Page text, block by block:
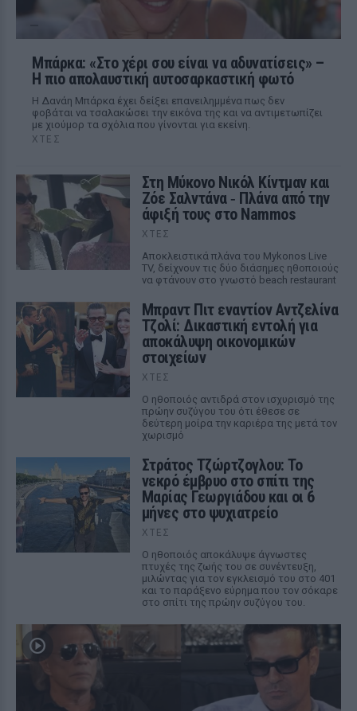
Μπάρκα: «Στο χέρι σου είναι να αδυνατίσεις» –
Η πιο απολαυστική αυτοσαρκαστική φωτό
Η Δανάη Μπάρκα έχει δείξει επανειλημμένα πως δεν
φοβάται να τσαλακώσει την εικόνα της και να αντιμετωπίζει
με χιούμορ τα σχόλια που γίνονται για εκείνη.
ΧΤΕΣ
Στη Μύκονο Νικόλ Κίντμαν και
Ζόε Σαλντάνα ‑ Πλάνα από την
άφιξή τους στο Nammos
ΧΤΕΣ
Αποκλειστικά πλάνα του Mykonos Live
TV, δείχνουν τις δύο διάσημες ηθοποιούς
να φτάνουν στο γνωστό beach restaurant
Μπραντ Πιτ εναντίον Αντζελίνα
Τζολί: Δικαστική εντολή για
αποκάλυψη οικονομικών
στοιχείων
ΧΤΕΣ
Ο ηθοποιός αντιδρά στον ισχυρισμό της
πρώην συζύγου του ότι έθεσε σε
δεύτερη μοίρα την καριέρα της μετά τον
χωρισμό
Στράτος Τζώρτζογλου: Το
νεκρό έμβρυο στο σπίτι της
Μαρίας Γεωργιάδου και οι 6
μήνες στο ψυχιατρείο
ΧΤΕΣ
Ο ηθοποιός αποκάλυψε άγνωστες
πτυχές της ζωής του σε συνέντευξη,
μιλώντας για τον εγκλεισμό του στο 401
και το παράξενο εύρημα που τον σόκαρε
στο σπίτι της πρώην συζύγου του.